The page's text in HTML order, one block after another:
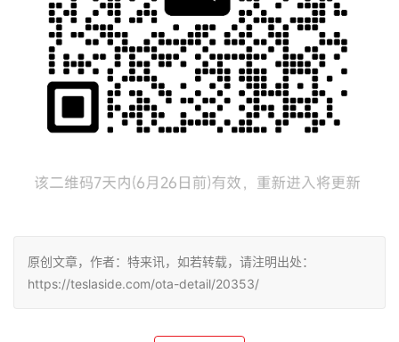
原创文章，作者：特来讯，如若转载，请注明出处：
https://teslaside.com/ota-detail/20353/